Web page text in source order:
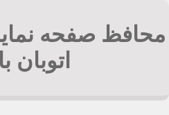
محافظ صفحه
اتوبان